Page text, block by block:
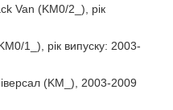
Van (KM0/2_), рік
1_), рік випуску: 2003-
(KM_), 2003-2009